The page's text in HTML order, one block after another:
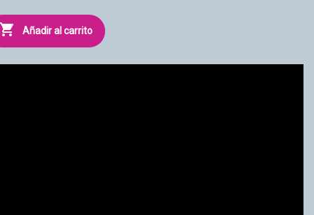
Añadir al carrito